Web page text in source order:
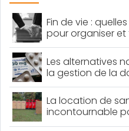
Fin de vie :
pour organiser
Les alternatives
la gestion de la
La location de
incontournable
événements